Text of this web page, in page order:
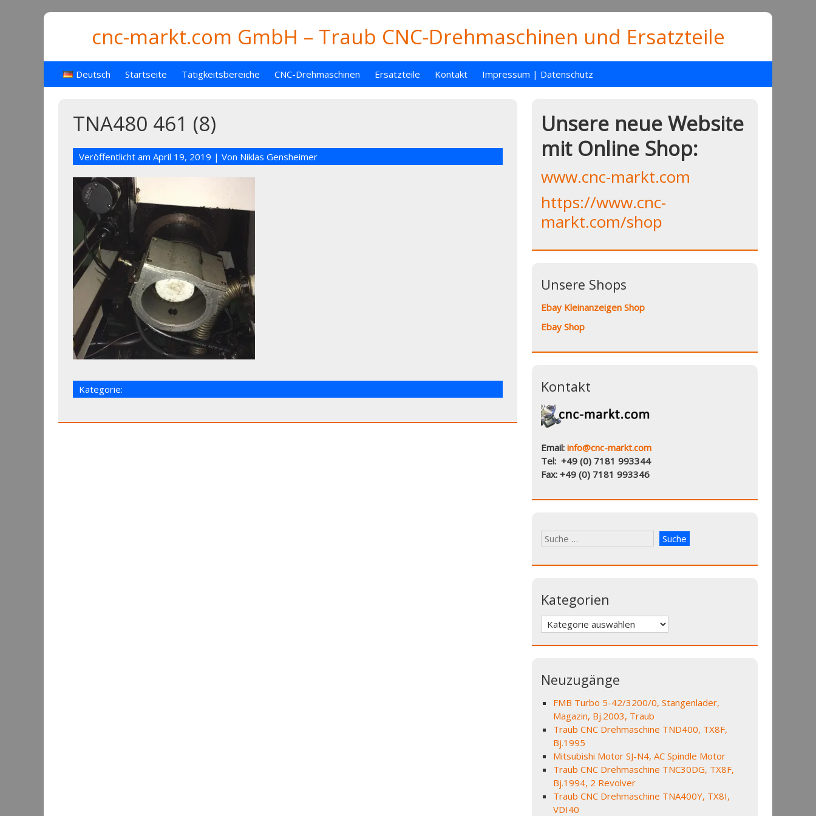
cnc-markt.com GmbH – Traub CNC-Drehmaschinen und Ersatzteile
Deutsch Startseite Tätigkeitsbereiche CNC-Drehmaschinen Ersatzteile Kontakt Impressum | Datenschutz
TNA480 461 (8)
Veröffentlicht am April 19, 2019 | Von Niklas Gensheimer
Kategorie:
Unsere neue Website
mit Online Shop:
www.cnc-markt.com
https://www.cnc-
markt.com/shop
Unsere Shops
Ebay Kleinanzeigen Shop
Ebay Shop
Kontakt
Email: info@cnc-markt.com
Tel: +49 (0) 7181 993344
Fax: +49 (0) 7181 993346
Kategorien
Kategorien
Neuzugänge
FMB Turbo 5-42/3200/0, Stangenlader,
Magazin, Bj.2003, Traub
Traub CNC Drehmaschine TND400, TX8F,
Bj.1995
Mitsubishi Motor SJ-N4, AC Spindle Motor
Traub CNC Drehmaschine TNC30DG, TX8F,
Bj.1994, 2 Revolver
Traub CNC Drehmaschine TNA400Y, TX8I,
VDI40